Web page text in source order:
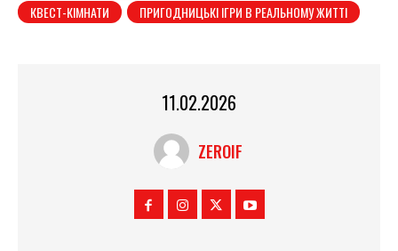
КВЕСТ-КІМНАТИ
ПРИГОДНИЦЬКІ ІГРИ В РЕАЛЬНОМУ ЖИТТІ
11.02.2026
ZEROIF